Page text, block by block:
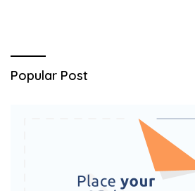
Popular Post